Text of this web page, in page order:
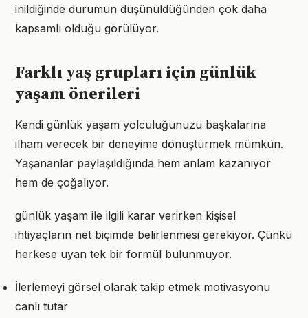
inildiğinde durumun düşünüldüğünden çok daha
kapsamlı olduğu görülüyor.
Farklı yaş grupları için günlük
yaşam önerileri
Kendi günlük yaşam yolculuğunuzu başkalarına
ilham verecek bir deneyime dönüştürmek mümkün.
Yaşananlar paylaşıldığında hem anlam kazanıyor
hem de çoğalıyor.
günlük yaşam ile ilgili karar verirken kişisel
ihtiyaçların net biçimde belirlenmesi gerekiyor. Çünkü
herkese uyan tek bir formül bulunmuyor.
İlerlemeyi görsel olarak takip etmek motivasyonu
canlı tutar